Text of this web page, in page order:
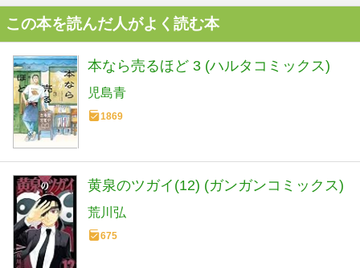
この本を読んだ人がよく読む本
本なら売るほど 3 (ハルタコミックス)
児島青
1869
黄泉のツガイ(12) (ガンガンコミックス)
荒川弘
675